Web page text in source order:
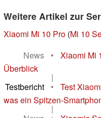
Weitere Artikel zur
Xiaomi Mi 10 Pro (Mi 10
News
•
Xiaomi Mi
Überblick
|
Testbericht
•
Test
was ein Spitzen-
|